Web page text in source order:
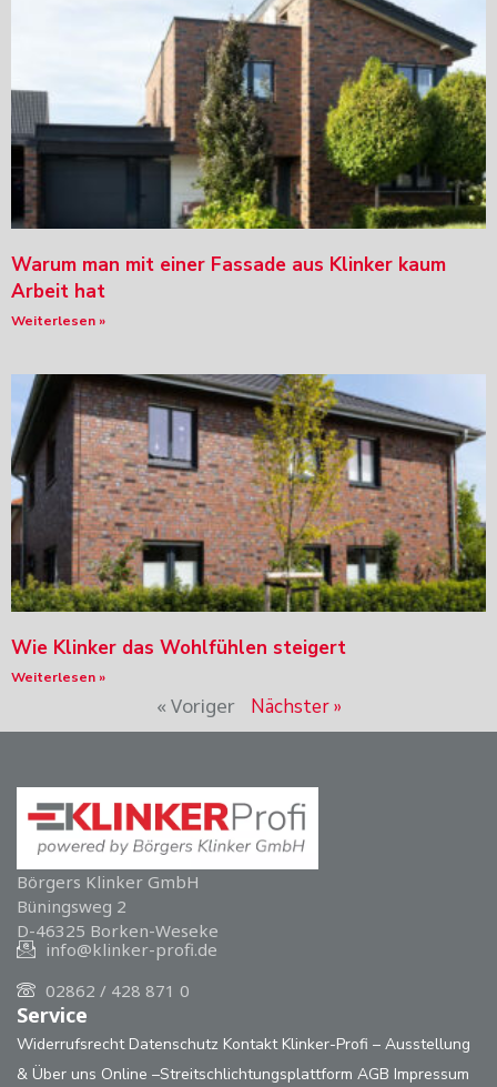
Warum man mit einer Fassade aus Klinker kaum
Arbeit hat
Weiterlesen »
Wie Klinker das Wohlfühlen steigert
Weiterlesen »
« Voriger Nächster »
Börgers Klinker GmbH
Büningsweg 2
D-46325 Borken-Weseke
info@klinker-profi.de
02862 / 428 871 0
Service
Widerrufsrecht Datenschutz Kontakt Klinker-Profi – Ausstellung
& Über uns Online –Streitschlichtungsplattform AGB Impressum